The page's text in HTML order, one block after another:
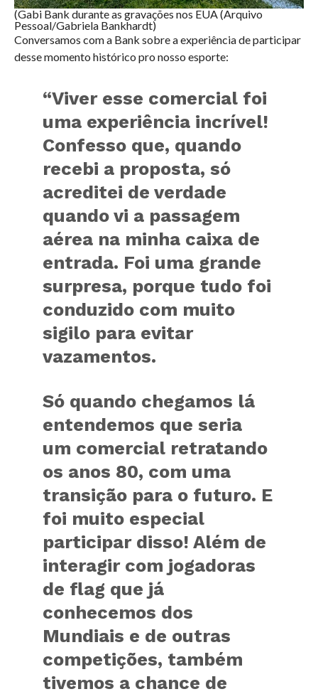
(Gabi Bank durante as gravações nos EUA (Arquivo
Pessoal/Gabriela Bankhardt)
Conversamos com a Bank sobre a experiência de participar
desse momento histórico pro nosso esporte:
“Viver esse comercial foi
uma experiência incrível!
Confesso que, quando
recebi a proposta, só
acreditei de verdade
quando vi a passagem
aérea na minha caixa de
entrada. Foi uma grande
surpresa, porque tudo foi
conduzido com muito
sigilo para evitar
vazamentos.
Só quando chegamos lá
entendemos que seria
um comercial retratando
os anos 80, com uma
transição para o futuro. E
foi muito especial
participar disso! Além de
interagir com jogadoras
de flag que já
conhecemos dos
Mundiais e de outras
competições, também
tivemos a chance de